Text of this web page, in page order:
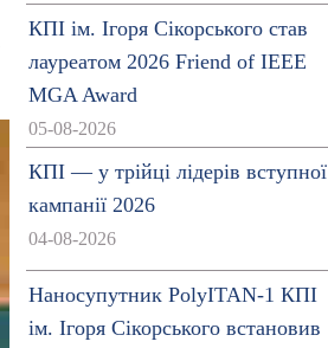
КПІ ім. Ігоря Сікорського став
лауреатом 2026 Friend of IEEE
MGA Award
05-08-2026
КПІ — у трійці лідерів вступної
кампанії 2026
04-08-2026
Наносупутник PolyITAN-1 КПІ
ім. Ігоря Сікорського встановив